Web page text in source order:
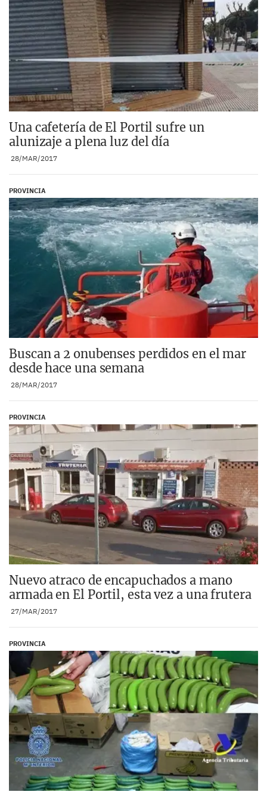
Una cafetería de El Portil sufre un
alunizaje a plena luz del día
28/MAR/2017
PROVINCIA
Buscan a 2 onubenses perdidos en el mar
desde hace una semana
28/MAR/2017
PROVINCIA
Nuevo atraco de encapuchados a mano
armada en El Portil, esta vez a una frutera
27/MAR/2017
PROVINCIA